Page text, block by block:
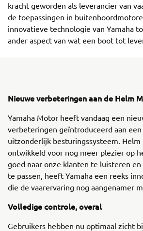
kracht geworden als leverancier van
de toepassingen in
innovatieve technologie van Yamaha
ander aspect van wat een boot tot
Nieuwe verbeteringen aan de Helm
Yamaha Motor heeft vandaag een
verbeteringen geïntroduceerd aan
uitzonderlijk besturingssysteem. Helm
ontwikkeld voor nog meer plezier op
goed naar onze klanten te luisteren
te passen, heeft Yamaha een reeks
die de vaarervaring nog aangenamer
Volledige controle, overal
Gebruikers hebben nu optimaal zicht